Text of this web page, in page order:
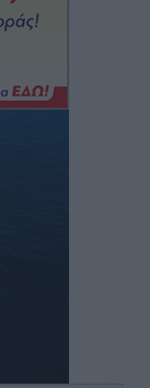
παρθενική
νέας